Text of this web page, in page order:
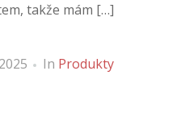
takže mám […]
In Produkty